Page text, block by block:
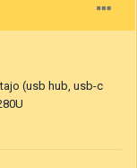
(usb hub, usb-c